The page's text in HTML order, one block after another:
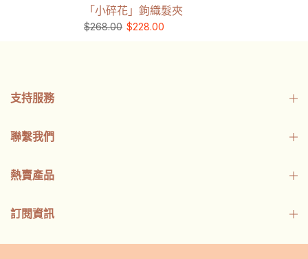
「小碎花」鉤織髮夾
$268.00 $228.00
支持服務
聯繫我們
熱賣產品
訂閱資訊